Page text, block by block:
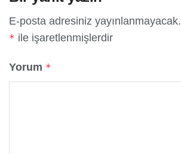
E-posta adresiniz yayınlanmayacak.
* ile işaretlenmişlerdir
Yorum *